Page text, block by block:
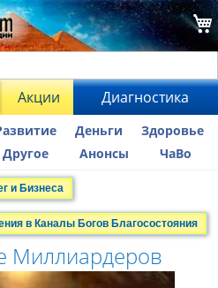
Акции Диагностика
Деньги
Здоровье
Другое Анонсы ЧаВо
и Бизнеса
в Каналы Богов Благосостояния
Миллиардеров